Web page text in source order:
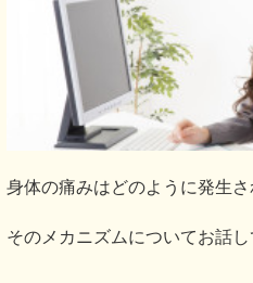
身体の痛みはどのように発生
そのメカニズムについてお話し